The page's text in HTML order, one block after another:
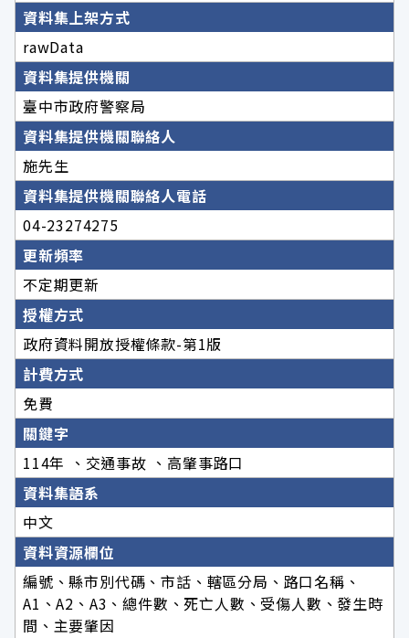
資料集上架方式
rawData
資料集提供機關
臺中市政府警察局
資料集提供機關聯絡人
施先生
資料集提供機關聯絡人電話
04-23274275
更新頻率
不定期更新
授權方式
政府資料開放授權條款-第1版
計費方式
免費
關鍵字
114年 、交通事故 、高肇事路口
資料集語系
中文
資料資源欄位
編號、縣市別代碼、市話、轄區分局、路口名稱、
A1、A2、A3、總件數、死亡人數、受傷人數、發生時
間、主要肇因